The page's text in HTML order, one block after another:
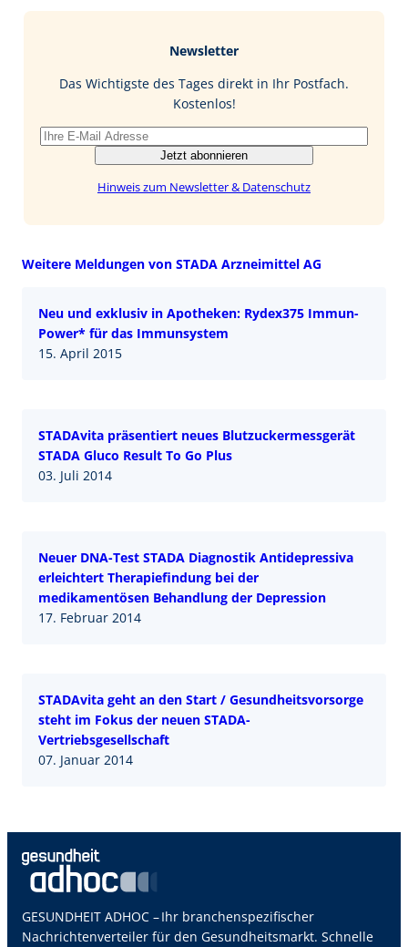
I
Newsletter
Das Wichtigste des Tages direkt in Ihr Postfach.
Kostenlos!
Jetzt abonnieren
Hinweis zum Newsletter & Datenschutz
Weitere Meldungen von STADA Arzneimittel AG
Neu und exklusiv in Apotheken: Rydex375 Immun-
Power* für das Immunsystem
15. April 2015
STADAvita präsentiert neues Blutzuckermessgerät
STADA Gluco Result To Go Plus
03. Juli 2014
Neuer DNA-Test STADA Diagnostik Antidepressiva
erleichtert Therapiefindung bei der
medikamentösen Behandlung der Depression
17. Februar 2014
STADAvita geht an den Start / Gesundheitsvorsorge
steht im Fokus der neuen STADA-
Vertriebsgesellschaft
07. Januar 2014
GESUNDHEIT ADHOC – Ihr branchenspezifischer
Nachrichtenverteiler für den Gesundheitsmarkt. Schnelle